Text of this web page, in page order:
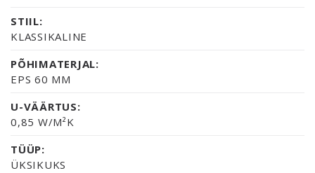
STIIL:
KLASSIKALINE
PÕHIMATERJAL:
EPS 60 MM
U-VÄÄRTUS:
0,85 W/M²K
TÜÜP:
ÜKSIKUKS